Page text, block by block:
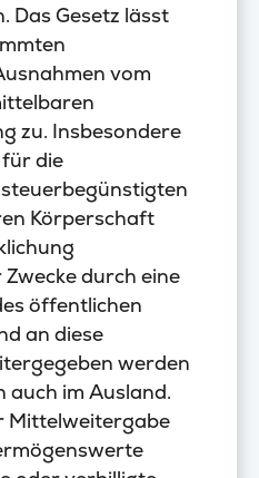
Das Gesetz lässt
vom
zu. Insbesondere
die
Körperschaft
durch eine
öffentlichen
an diese
werden
auch im Ausland.
Mittelweitergabe